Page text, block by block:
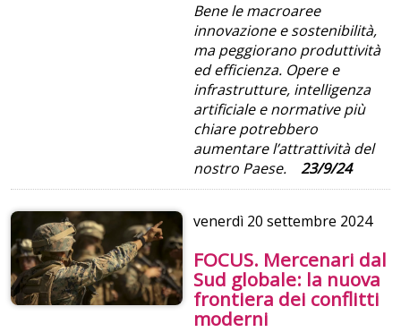
Bene le macroaree
innovazione e sostenibilità,
ma peggiorano produttività
ed efficienza. Opere e
infrastrutture, intelligenza
artificiale e normative più
chiare potrebbero
aumentare l’attrattività del
nostro Paese.
23/9/24
venerdì 20 settembre 2024
FOCUS. Mercenari dal
Sud globale: la nuova
frontiera dei conflitti
moderni